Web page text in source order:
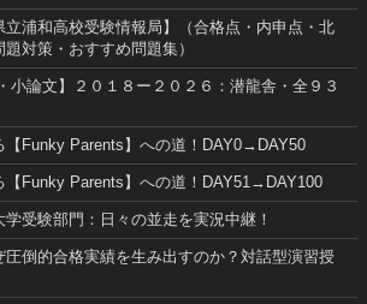
浦和高校受験情報局】（合格点・内申点・北
対策・おすすめ問題集）
小論文】２０１８ー２０２６：潜龍舎・全９３
【Funky Parents】への道！DAY0→DAY50
【Funky Parents】への道！DAY51→DAY100
受験部門：日々の並走を実況中継！
圧倒的合格実績を生み出すのか？対話型演習授